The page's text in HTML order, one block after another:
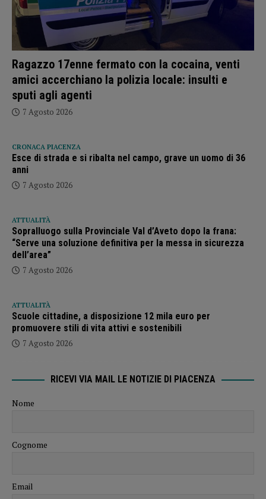
Ragazzo 17enne fermato con la cocaina, venti
amici accerchiano la polizia locale: insulti e
sputi agli agenti
7 Agosto 2026
CRONACA PIACENZA
Esce di strada e si ribalta nel campo, grave un uomo di 36
anni
7 Agosto 2026
ATTUALITÀ
Sopralluogo sulla Provinciale Val d’Aveto dopo la frana:
“Serve una soluzione definitiva per la messa in sicurezza
dell’area”
7 Agosto 2026
ATTUALITÀ
Scuole cittadine, a disposizione 12 mila euro per
promuovere stili di vita attivi e sostenibili
7 Agosto 2026
RICEVI VIA MAIL LE NOTIZIE DI PIACENZA
Nome
Cognome
Email